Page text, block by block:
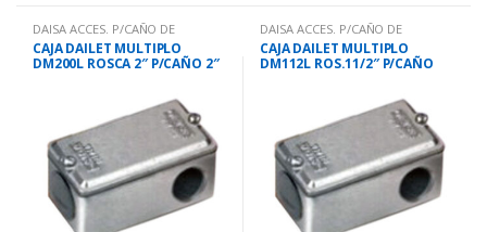
DAISA ACCES. P/CAÑO DE
HO.GALV
CAJA DAILET MULTIPLO
DM200L ROSCA 2″ P/CAÑO 2″
DAISA ACCES. P/CAÑO DE
HO.GALV
CAJA DAILET MULTIPLO
DM112L ROS.11/2″ P/CAÑO